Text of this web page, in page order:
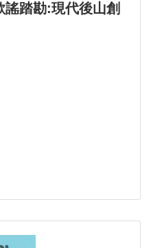
謠踏勘:現代後山創